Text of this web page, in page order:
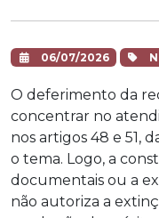
06/07/2026
O deferimento da
concentrar no
nos artigos 48 e 51,
o tema. Logo, a
documentais ou a
não autoriza a